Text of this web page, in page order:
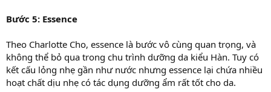
Bước 5: Essence
Theo Charlotte Cho, essence là bước vô cùng quan trọng, và
không thể bỏ qua trong chu trình dưỡng da kiểu Hàn. Tuy có
kết cấu lỏng nhẹ gần như nước nhưng essence lại chứa nhiều
hoạt chất dịu nhẹ có tác dụng dưỡng ẩm rất tốt cho da.